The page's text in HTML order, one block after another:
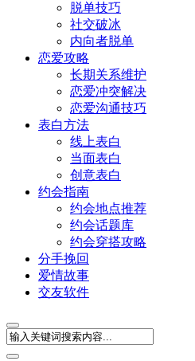
脱单技巧
社交破冰
内向者脱单
恋爱攻略
长期关系维护
恋爱冲突解决
恋爱沟通技巧
表白方法
线上表白
当面表白
创意表白
约会指南
约会地点推荐
约会话题库
约会穿搭攻略
分手挽回
爱情故事
交友软件